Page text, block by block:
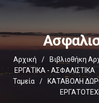
Αρχική / Βιβλιοθήκη
ΕΡΓΑΤΙΚΑ - ΑΣΦΑΛΙΣΤΙΚΑ
Ταμεία
/
ΚΑΤΑΒΟΛΗ